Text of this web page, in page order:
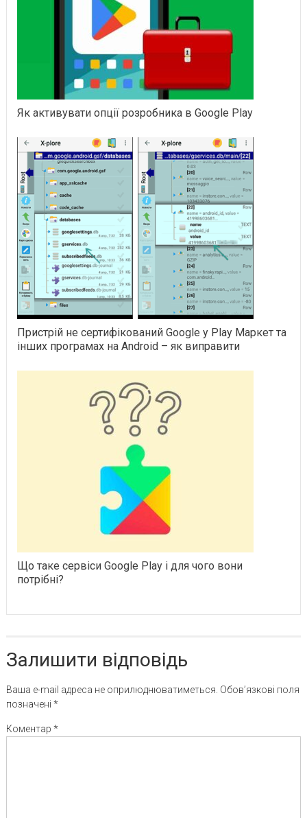
Як активувати опції розробника в Google Play
Пристрій не сертифікований Google у Play Маркет та
інших програмах на Android – як виправити
Що таке сервіси Google Play і для чого вони
потрібні?
Залишити відповідь
Ваша e-mail адреса не оприлюднюватиметься. Обов’язкові поля
позначені *
Коментар *